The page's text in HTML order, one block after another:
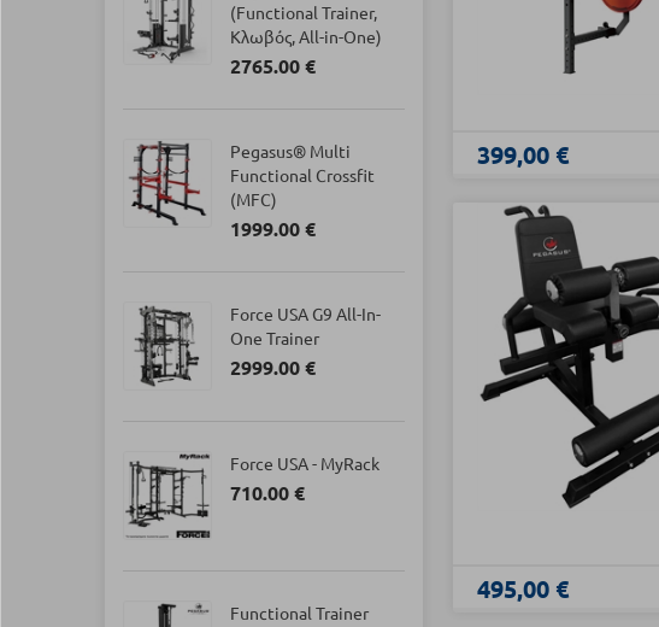
399,00 €
495,00 €
(Functional Trainer,
Κλωβός, All-in-One)
2765.00 €
Pegasus® Multi
Functional Crossfit
(MFC)
1999.00 €
Force USA G9 All-In-
One Trainer
2999.00 €
Force USA - MyRack
710.00 €
Functional Trainer